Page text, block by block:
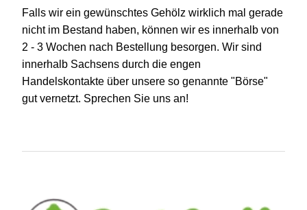
Falls wir ein gewünschtes Gehölz wirklich mal gerade
nicht im Bestand haben, können wir es innerhalb von
2 - 3 Wochen nach Bestellung besorgen. Wir sind
innerhalb Sachsens durch die engen
Handelskontakte über unsere so genannte "Börse"
gut vernetzt. Sprechen Sie uns an!